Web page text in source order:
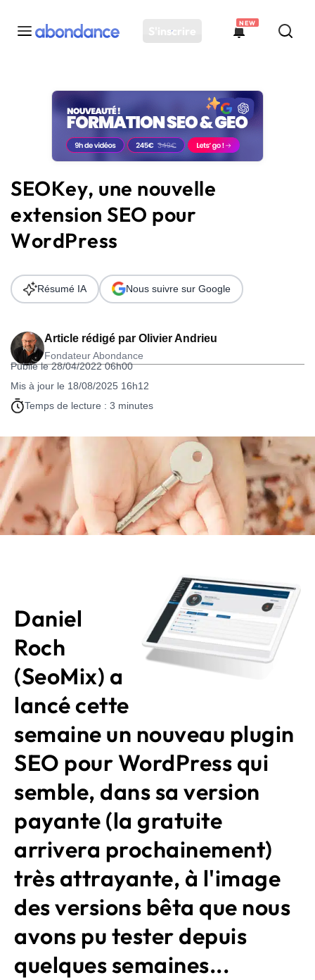
S'inscrire
NEW
Toutes les actus
Actus SEO
Plateforme
Solutions
Ressources
Audit SEO
SEOKey, une nouvelle
extension SEO pour
WordPress
Article rédigé par Olivier Andrieu
Fondateur Abondance
Publié le 28/04/2022 06h00
Mis à jour le 18/08/2025 16h12
Temps de lecture : 3 minutes
Résumé IA Nous suivre sur Google
Daniel
Roch
(SeoMix) a
lancé cette
semaine un nouveau plugin
SEO pour WordPress qui
semble, dans sa version
payante (la gratuite
arrivera prochainement)
très attrayante, à l'image
des versions bêta que nous
avons pu tester depuis
quelques semaines...